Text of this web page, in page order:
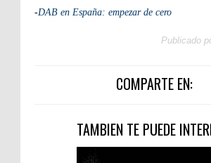
-DAB en España: empezar de cero
Publicado
COMPARTE EN:
TAMBIEN TE PUEDE